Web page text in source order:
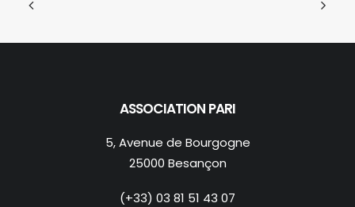
ASSOCIATION PARI
5, Avenue de Bourgogne
25000 Besançon
(+33) 03 81 51 43 07